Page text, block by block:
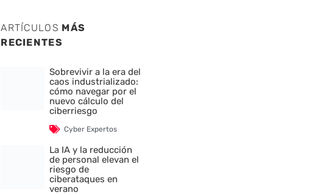
ARTÍCULOS MÁS
RECIENTES
Sobrevivir a la era del
caos industrializado:
cómo navegar por el
nuevo cálculo del
ciberriesgo
Cyber Expertos
La IA y la reducción
de personal elevan el
riesgo de
ciberataques en
verano